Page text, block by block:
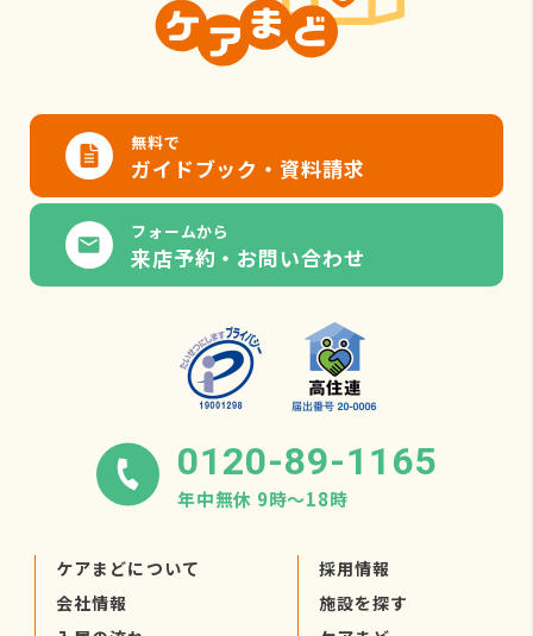
無料で
ガイドブック・資料請求
フォームから
来店予約・お問い合わせ
0120-89-1165
年中無休 9時〜18時
ケアまどについて
会社情報
採用情報
施設を探す